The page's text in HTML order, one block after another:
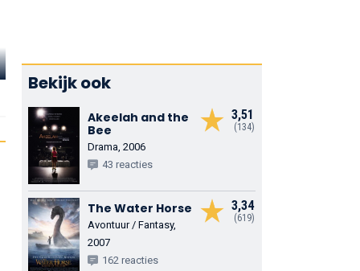
Kate Mara
Summer Jones /
Wonder
Michael Cassidy
Bekijk ook
3,51
(134)
Akeelah and the
Bee
Drama, 2006
43 reacties
3,34
(619)
The Water Horse
Avontuur / Fantasy,
2007
162 reacties